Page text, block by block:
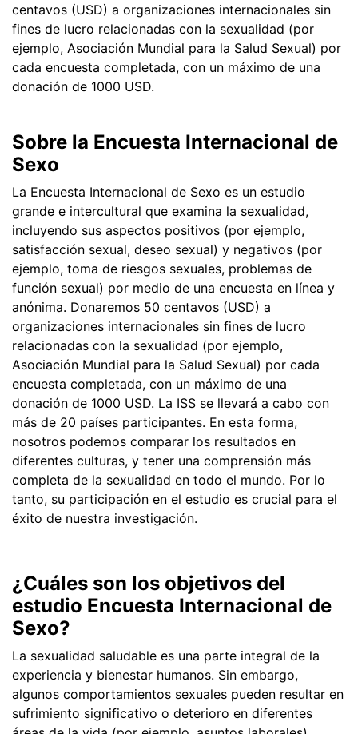
centavos (USD) a organizaciones internacionales sin
fines de lucro relacionadas con la sexualidad (por
ejemplo, Asociación Mundial para la Salud Sexual) por
cada encuesta completada, con un máximo de una
donación de 1000 USD.
Sobre la Encuesta Internacional de
Sexo
La Encuesta Internacional de Sexo es un estudio
grande e intercultural que examina la sexualidad,
incluyendo sus aspectos positivos (por ejemplo,
satisfacción sexual, deseo sexual) y negativos (por
ejemplo, toma de riesgos sexuales, problemas de
función sexual) por medio de una encuesta en línea y
anónima. Donaremos 50 centavos (USD) a
organizaciones internacionales sin fines de lucro
relacionadas con la sexualidad (por ejemplo,
Asociación Mundial para la Salud Sexual) por cada
encuesta completada, con un máximo de una
donación de 1000 USD. La ISS se llevará a cabo con
más de 20 países participantes. En esta forma,
nosotros podemos comparar los resultados en
diferentes culturas, y tener una comprensión más
completa de la sexualidad en todo el mundo. Por lo
tanto, su participación en el estudio es crucial para el
éxito de nuestra investigación.
¿Cuáles son los objetivos del
estudio Encuesta Internacional de
Sexo?
La sexualidad saludable es una parte integral de la
experiencia y bienestar humanos. Sin embargo,
algunos comportamientos sexuales pueden resultar en
sufrimiento significativo o deterioro en diferentes